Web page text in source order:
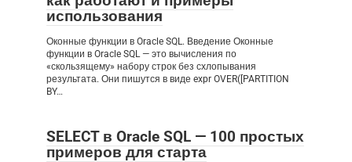
использования
Оконные функции в Oracle SQL. Введение Оконные
функции в Oracle SQL — это вычисления по
«скользящему» набору строк без схлопывания
результата. Они пишутся в виде expr OVER([PARTITION
BY…
SELECT в Oracle SQL — 100 простых
примеров для старта